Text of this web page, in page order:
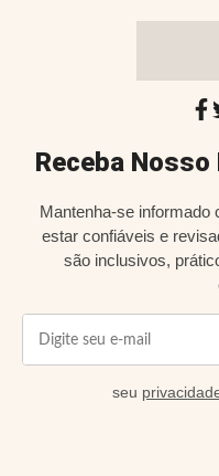
Receba
Mantenha-se informado
estar confiáveis e
são inclusivos,
seu